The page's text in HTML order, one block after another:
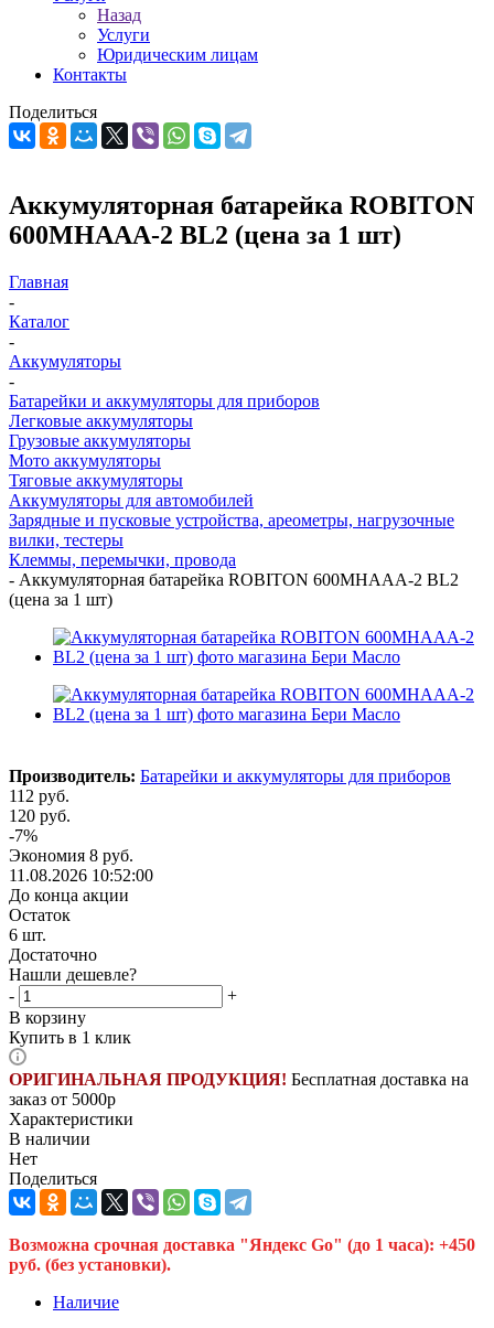
Назад
Услуги
Юридическим лицам
Контакты
Поделиться
Аккумуляторная батарейка ROBITON
600MHAAA-2 BL2 (цена за 1 шт)
Главная
-
Каталог
-
Аккумуляторы
-
Батарейки и аккумуляторы для приборов
Легковые аккумуляторы
Грузовые аккумуляторы
Мото аккумуляторы
Тяговые аккумуляторы
Аккумуляторы для автомобилей
Зарядные и пусковые устройства, ареометры, нагрузочные
вилки, тестеры
Клеммы, перемычки, провода
- Аккумуляторная батарейка ROBITON 600MHAAA-2 BL2
(цена за 1 шт)
Производитель: Батарейки и аккумуляторы для приборов
112 руб.
120 руб.
-7%
Экономия 8 руб.
11.08.2026 10:52:00
До конца акции
Остаток
6 шт.
Достаточно
Нашли дешевле?
-
+
В корзину
Купить в 1 клик
ОРИГИНАЛЬНАЯ ПРОДУКЦИЯ! Бесплатная доставка на
заказ от 5000р
Характеристики
В наличии
Нет
Поделиться
Возможна срочная доставка "Яндекс Go" (до 1 часа): +450
руб. (без установки).
Наличие